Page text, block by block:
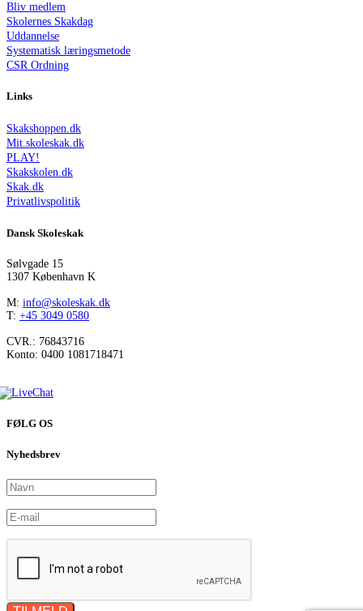
Bliv medlem
Skolernes Skakdag
Uddannelse
Systematisk læringsmetode
CSR Ordning
Links
Skakshoppen.dk
Mit.skoleskak.dk
PLAY!
Skakskolen.dk
Skak.dk
Privatlivspolitik
Dansk Skoleskak
Sølvgade 15
1307 København K
M: info@skoleskak.dk
T: +45 3049 0580
CVR.: 76843716
Konto: 0400 1081718471
FØLG OS
Nyhedsbrev